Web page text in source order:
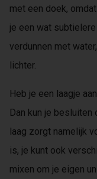
met een doek,
je een wat
verdunnen met
lichter.
Heb je een laagje
Dan kun je
laag zorgt namelijk
is, je kunt ook
mixen om je eigen